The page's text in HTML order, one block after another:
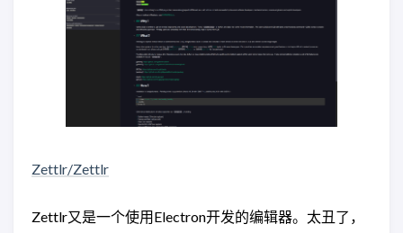
Zettlr/Zettlr
Zettlr又是一个使用Electron开发的编辑器。太丑了，